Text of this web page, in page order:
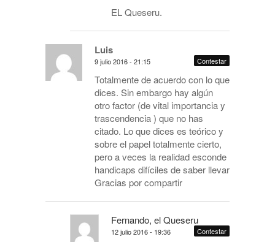
EL Queseru.
Luis
9 julio 2016 - 21:15 Contestar
Totalmente de acuerdo con lo que
dices. Sin embargo hay algún
otro factor (de vital importancia y
trascendencia ) que no has
citado. Lo que dices es teórico y
sobre el papel totalmente cierto,
pero a veces la realidad esconde
handicaps difíciles de saber llevar
Gracias por compartir
Fernando, el Queseru
12 julio 2016 - 19:36 Contestar